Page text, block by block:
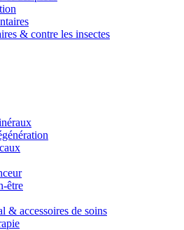
& contre les insectes
être
& accessoires de soins